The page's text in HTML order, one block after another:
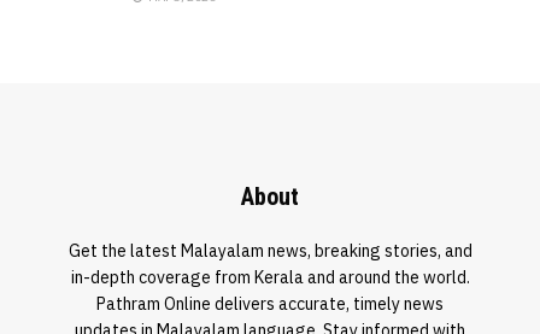
About
Get the latest Malayalam news, breaking stories, and
in-depth coverage from Kerala and around the world.
Pathram Online delivers accurate, timely news